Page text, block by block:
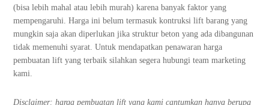
(bisa lebih mahal atau lebih murah) karena banyak faktor yang
mempengaruhi. Harga ini belum termasuk kontruksi lift barang yang
mungkin saja akan diperlukan jika struktur beton yang ada dibangunan
tidak memenuhi syarat. Untuk mendapatkan penawaran harga
pembuatan lift yang terbaik silahkan segera hubungi team marketing
kami.
Disclaimer: harga pembuatan lift yang kami cantumkan hanya berupa